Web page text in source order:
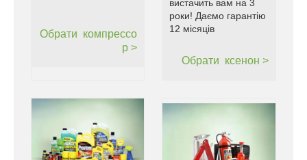
Обрати компрессо
р >
вистачить вам на 3
роки! Даємо гарантію
12 місяців
Обрати ксенон >